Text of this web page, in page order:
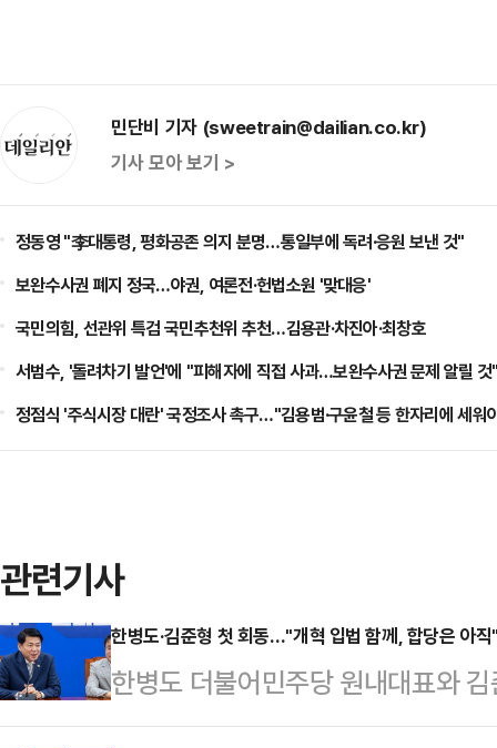
민단비 기자 (sweetrain@dailian.co.kr)
기사 모아 보기 >
정동영 "李대통령, 평화공존 의지 분명…통일부에 독려·응원 보낸 것"
보완수사권 폐지 정국…야권, 여론전·헌법소원 '맞대응'
국민의힘, 선관위 특검 국민추천위 추천…김용관·차진아·최창호
서범수, '돌려차기 발언'에 "피해자에 직접 사과…보완수사권 문제 알릴
정점식 '주식시장 대란' 국정조사 촉구…"김용범·구윤철 등 한자리에 세워
관련기사
한병도·김준형 첫 회동…"개혁 입법 함께, 합당은 아
한병도 더불어민주당 원내대표와
국회 민주당 원내대표실에서 첫 공